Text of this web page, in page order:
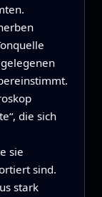
die sich
sie
sind.
stark